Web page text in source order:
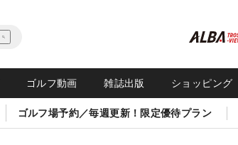
ゴルフ動画 雑誌出版 ショッピング
ゴルフ場予約／毎週更新！限定優待プラン